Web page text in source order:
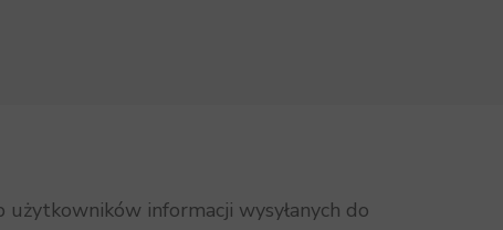
informacji wysyłanych do